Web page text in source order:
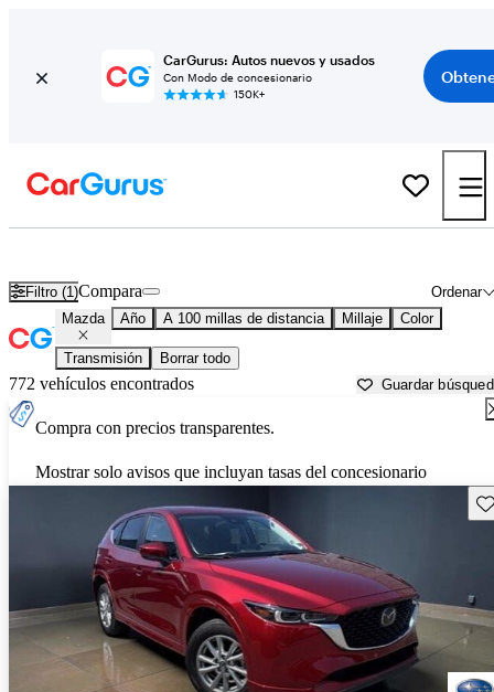
CarGurus: Autos nuevos y usados
Con Modo de concesionario
150K+
Filtro (1) Ordenar
Compara
Mazda Año A 100 millas de distancia Millaje Color
Transmisión Borrar todo
772 vehículos encontrados Guardar
Compra con precios transparentes.
Mostrar solo avisos que incluyan tasas del concesionario